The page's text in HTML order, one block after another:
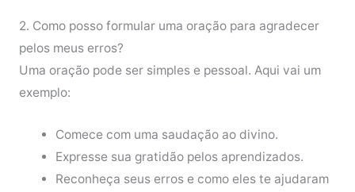
2. Como posso formular uma oração para agradecer
pelos meus erros?
Uma oração pode ser simples e pessoal. Aqui vai um
exemplo:
Comece com uma saudação ao divino.
Expresse sua gratidão pelos aprendizados.
Reconheça seus erros e como eles te ajudaram